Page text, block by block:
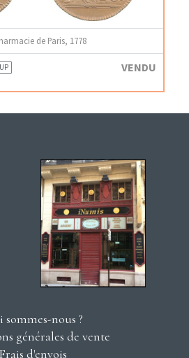
de Paris, 1778
VENDU
sommes-nous ?
générales de vente
Frais d'envois